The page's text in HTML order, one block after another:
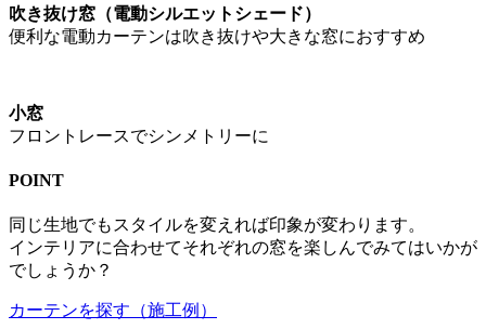
吹き抜け窓（電動シルエットシェード）
便利な電動カーテンは吹き抜けや大きな窓におすすめ
小窓
フロントレースでシンメトリーに
POINT
同じ生地でもスタイルを変えれば印象が変わります。
インテリアに合わせてそれぞれの窓を楽しんでみてはいかが
でしょうか？
カーテンを探す（施工例）